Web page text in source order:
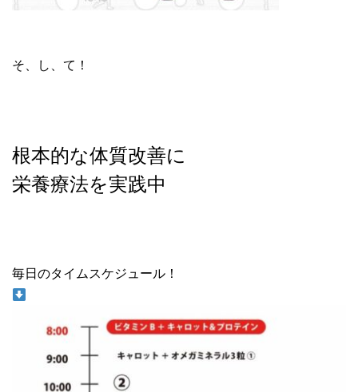
そ、し、て！
根本的な体質改善に
栄養療法を実践中
毎日のタイムスケジュール！